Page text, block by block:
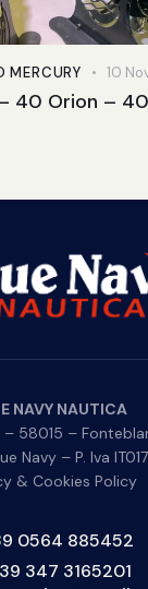
MERCURY 10
40 Orion –
NAVY NAUTICA
– 58015 –
Navy – P. Iva
& Cookies Policy
0564 885452
347 3165201